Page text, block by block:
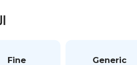
Fine Generic